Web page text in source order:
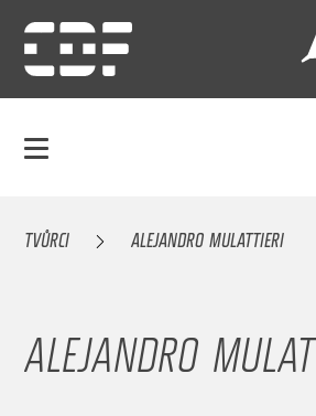
TVŮRCI ALEJANDRO MULATTIERI
ALEJANDRO